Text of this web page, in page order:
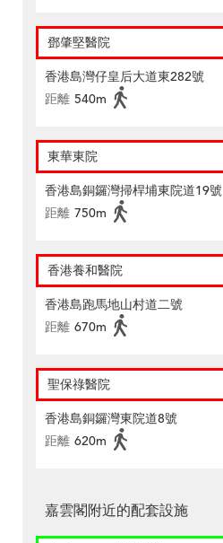
鄧肇堅醫院
香港島灣仔皇后大道東282號
距離 540m
東華東院
香港島銅鑼灣掃桿埔東院道19號
距離 750m
香港養和醫院
香港島跑馬地山村道二號
距離 670m
聖保祿醫院
香港島銅鑼灣東院道8號
距離 620m
嘉雲閣附近的配套設施